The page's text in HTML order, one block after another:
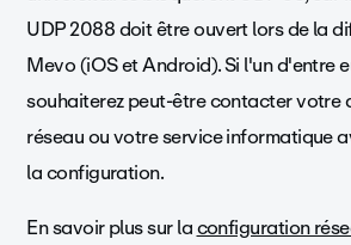
UDP 2088 doit être ouvert lors de la
Mevo (iOS et Android). Si l'un d'entre
souhaiterez peut-être contacter votre
réseau ou votre service informatique
la configuration.
En savoir plus sur laconfiguration